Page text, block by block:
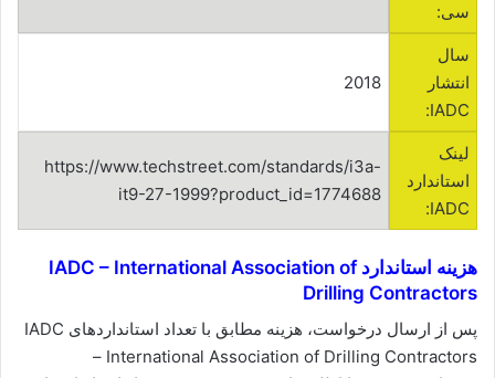
سی:
سال
انتشار
IADC:
2018
لینک
استاندارد
IADC:
https://www.techstreet.com/standards/i3a-
it9-27-1999?product_id=1774688
هزینه استاندارد IADC – International Association of
Drilling Contractors
پس از ارسال درخواست، هزینه مطابق با تعداد استانداردهای IADC
– International Association of Drilling Contractors